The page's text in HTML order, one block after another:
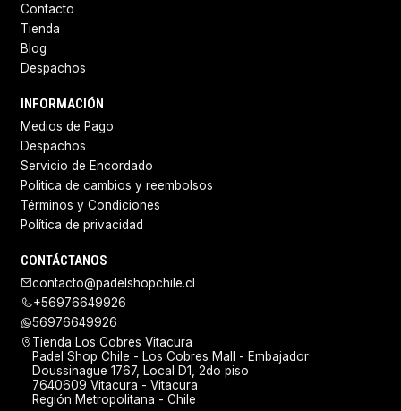
Contacto
Tienda
Blog
Despachos
INFORMACIÓN
Medios de Pago
Despachos
Servicio de Encordado
Politica de cambios y reembolsos
Términos y Condiciones
Política de privacidad
CONTÁCTANOS
contacto@padelshopchile.cl
+56976649926
56976649926
Tienda Los Cobres Vitacura
Padel Shop Chile - Los Cobres Mall - Embajador
Doussinague 1767, Local D1, 2do piso
7640609 Vitacura - Vitacura
Región Metropolitana - Chile